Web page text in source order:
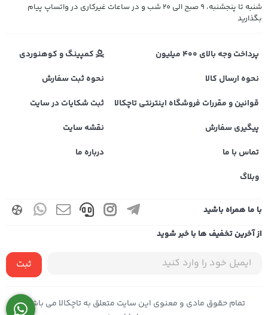
شنبه تا پنجشنبه، 9 صبح الی 20 شب و در ساعات غیرکاری در واتساپ پیام
بگذارید
پرداخت وجه بالای 400 میلیون
کمپینگ و کوهنوردی
نحوه ارسال کالا
نحوه ثبت سفارش
قوانین و مقررات فروشگاه اینترنتی تاچکالا
ثبت شکایات در سایت
پیگیری سفارش
نقشه سایت
تماس با ما
درباره ما
وبلاگ
با ما همراه باشید
از آخرین تخفیف ها با خبر شوید
ثبت
تمام حقوق مادی و معنوی این سایت متعلق به تاچکالا می باشد |